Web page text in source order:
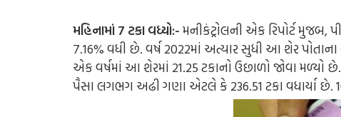
મહિનામાં 7 ટકા વધ્યો:-મનીકંટ્રોલની એક રિપોર્ટ મુજબ,
7.16% વધી છે. વર્ષ 2022માં અત્યાર સુધી આ શેર
એક વર્ષમાં આ શેરમાં 21.25 ટકાનો ઉછાળો જોવા મળ્યો
પૈસા લગભગ અઢી ગણા એટલે કે 236.51 ટકા વધાર્યા છે.